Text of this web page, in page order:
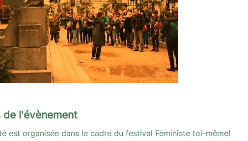
l'évènement
est organisée dans le cadre du festival Féministe toi-même!